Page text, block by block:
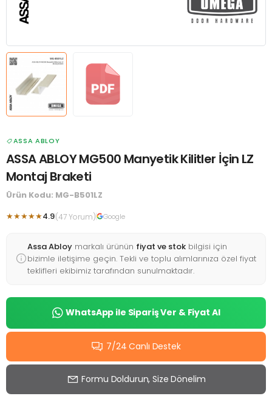
ASSA ABLOY
ASSA ABLOY MG500 Manyetik Kilitler İçin LZ
Montaj Braketi
Ürün Kodu: MG-B501LZ
★★★★★4.9(47 Yorum) Google
Assa Abloy markalı ürünün fiyat ve stok bilgisi için
bizimle iletişime geçin. Tekli ve toplu alımlarınıza özel fiyat
teklifleri ekibimiz tarafından sunulmaktadır.
WhatsApp ile Sipariş Ver & Fiyat Al
7/24 Canlı Destek
Formu Doldurun, Size Dönelim